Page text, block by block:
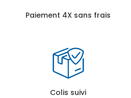
Paiement 4X sans frais
Colis suivi